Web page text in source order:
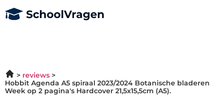
reviews
Hobbit Agenda A5 spiraal 2023/2024 Botanische bladeren
Week op 2 pagina's Hardcover 21,5x15,5cm (A5).